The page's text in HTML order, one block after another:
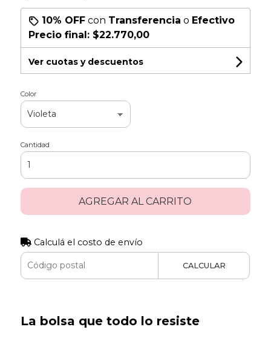
10% OFFcon Transferencia o Efectivo
Precio final: $22.770,00
Ver cuotas y descuentos
Color
Cantidad
AGREGAR AL CARRITO
Calculá el costo de envío
CALCULAR
La bolsa que todo lo resiste